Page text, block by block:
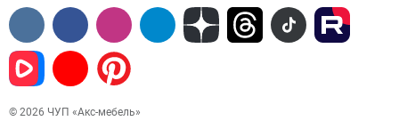
© 2026 ЧУП «Акс-мебель»